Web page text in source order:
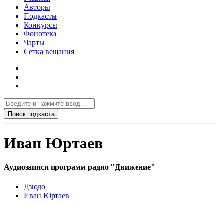
Авторы
Подкасты
Конкурсы
Фонотека
Чарты
Сетка вещания
Иван Юртаев
Аудиозаписи программ радио "Движение"
Дзюдо
Иван Юртаев